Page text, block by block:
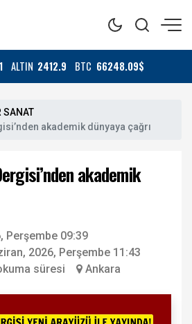
ALTIN 2412.9 BTC 66248.09$
SANAT
akademik dünyaya çağrı
akademik
Perşembe 09:39
2026, Perşembe 11:43
süresi Ankara